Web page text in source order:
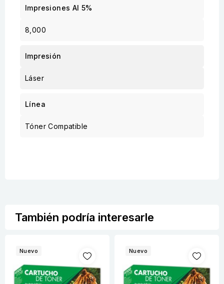
Impresiones Al 5%
8,000
Impresión
Láser
Línea
Tóner Compatible
También podría interesarle
Nuevo Nuevo